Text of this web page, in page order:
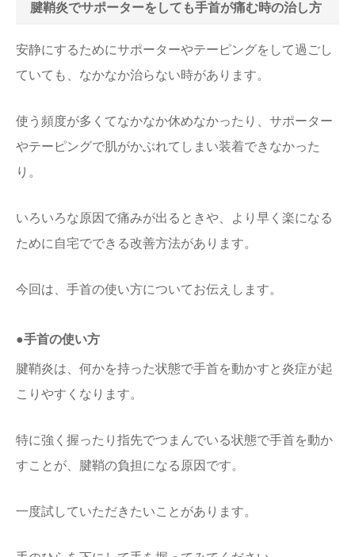
腱鞘炎でサポーターをしても手首が痛む時の治し方
安静にするためにサポーターやテーピングをして過ごし
ていても、なかなか治らない時があります。
使う頻度が多くてなかなか休めなかったり、サポーター
やテーピングで肌がかぶれてしまい装着できなかった
り。
いろいろな原因で痛みが出るときや、より早く楽になる
ために自宅でできる改善方法があります。
今回は、手首の使い方についてお伝えします。
●手首の使い方
腱鞘炎は、何かを持った状態で手首を動かすと炎症が起
こりやすくなります。
特に強く握ったり指先でつまんでいる状態で手首を動か
すことが、腱鞘の負担になる原因です。
一度試していただきたいことがあります。